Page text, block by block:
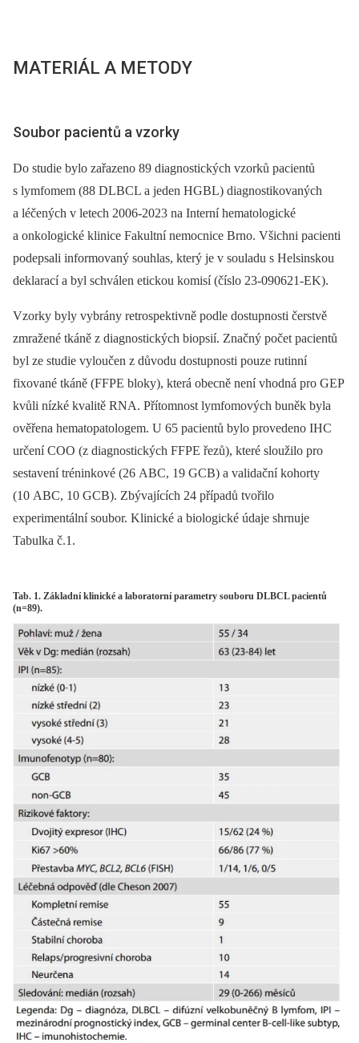
MATERIÁL A METODY
Soubor pacientů a vzorky
Do studie bylo zařazeno 89 diagnostických vzorků pacientů
s lymfomem (88 DLBCL a jeden HGBL) diagnostikovaných
a léčených v letech 2006-2023 na Interní hematologické
a onkologické klinice Fakultní nemocnice Brno. Všichni pacienti
podepsali informovaný souhlas, který je v souladu s Helsinskou
deklarací a byl schválen etickou komisí (číslo 23-090621-EK).
Vzorky byly vybrány retrospektivně podle dostupnosti čerstvě
zmražené tkáně z diagnostických biopsií. Značný počet pacientů
byl ze studie vyloučen z důvodu dostupnosti pouze rutinní
fixované tkáně (FFPE bloky), která obecně není vhodná pro GEP
kvůli nízké kvalitě RNA. Přítomnost lymfomových buněk byla
ověřena hematopatologem. U 65 pacientů bylo provedeno IHC
určení COO (z diagnostických FFPE řezů), které sloužilo pro
sestavení tréninkové (26 ABC, 19 GCB) a validační kohorty
(10 ABC, 10 GCB). Zbývajících 24 případů tvořilo
experimentální soubor. Klinické a biologické údaje shrnuje
Tabulka č.1.
Tab. 1. Základní klinické a laboratorní parametry souboru DLBCL pacientů
(n=89).